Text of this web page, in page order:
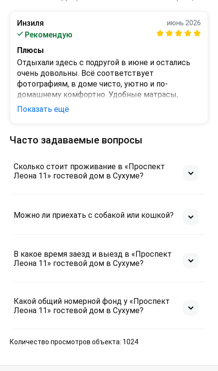
Инзиля
Рекомендую
июнь 2026
Плюсы
Отдыхали здесь с подругой в июне и остались
очень довольны. Всё соответствует
фотографиям, в доме чисто, уютно и по-
домашнему комфортно. Удобные матрасы,
свежее постельное бельё и полотенца, есть
холодильник и необходимая посуда. Номер
Особенно хочется отметить хозяйки— очень
вопросы решались быстро и без проблем.
пешком. Спасибо за гостеприимство!
Минусы
парковки на территории, но вокруг достаточно
мест, где можно спокойно оставить
Показать ещё
Часто задаваемые вопросы
Сколько стоит проживание в «Проспект
Леона 11» гостевой дом в Сухуме?
Можно ли приехать с собакой или кошкой?
В какое время заезд и выезд в «Проспект
Леона 11» гостевой дом в Сухуме?
Какой общий номерной фонд у «Проспект
Леона 11» гостевой дом в Сухуме?
Количество просмотров объекта: 1024